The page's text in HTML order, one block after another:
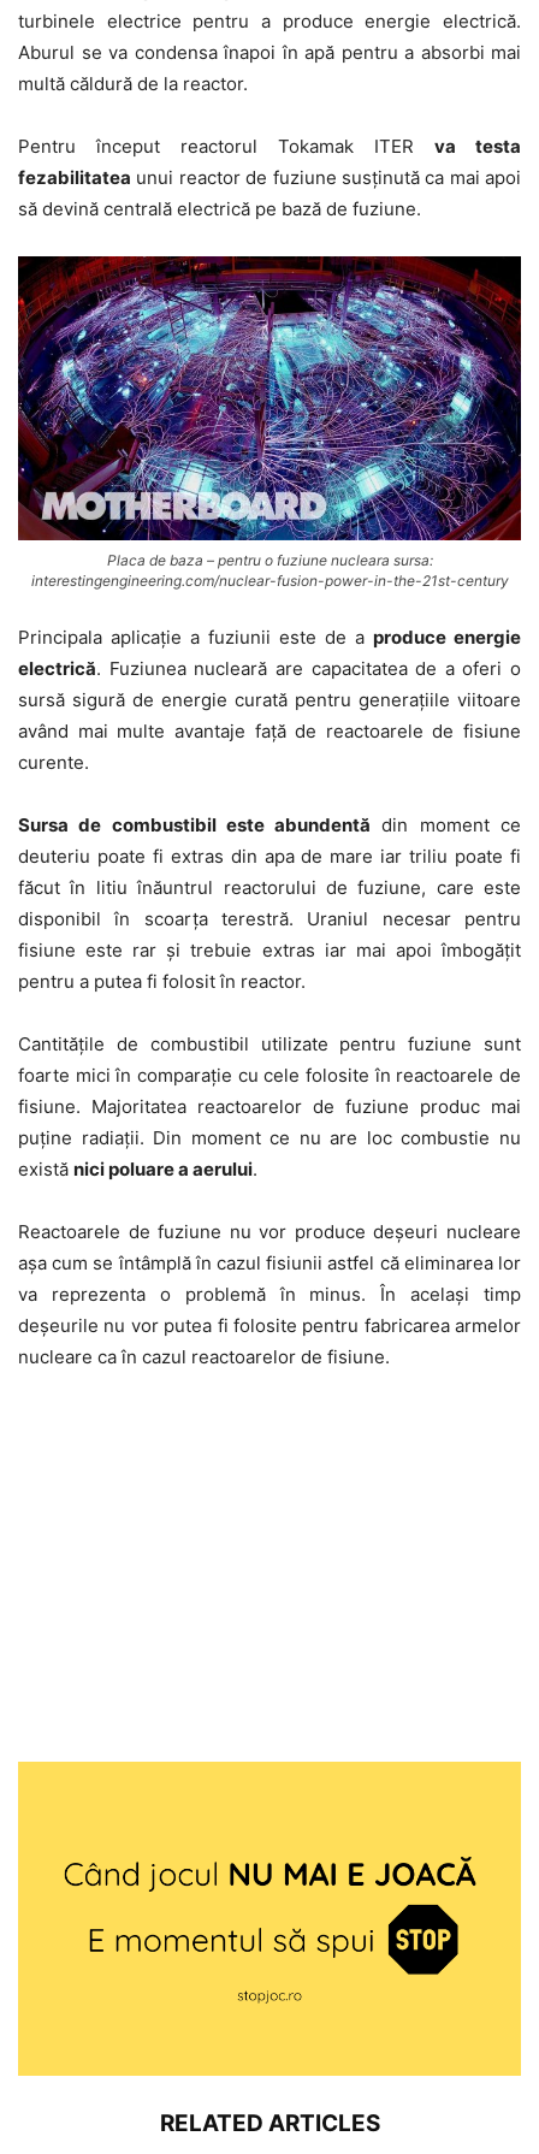
turbinele electrice pentru a produce energie electrică.
Aburul se va condensa înapoi în apă pentru a absorbi mai
multă căldură de la reactor.
Pentru început reactorul Tokamak ITER va testa
fezabilitatea unui reactor de fuziune susținută ca mai apoi
să devină centrală electrică pe bază de fuziune.
Placa de baza – pentru o fuziune nucleara sursa:
interestingengineering.com/nuclear-fusion-power-in-the-21st-century
Principala aplicație a fuziunii este de a produce energie
electrică. Fuziunea nucleară are capacitatea de a oferi o
sursă sigură de energie curată pentru generațiile viitoare
având mai multe avantaje față de reactoarele de fisiune
curente.
Sursa de combustibil este abundentă din moment ce
deuteriu poate fi extras din apa de mare iar triliu poate fi
făcut în litiu înăuntrul reactorului de fuziune, care este
disponibil în scoarța terestră. Uraniul necesar pentru
fisiune este rar și trebuie extras iar mai apoi îmbogățit
pentru a putea fi folosit în reactor.
Cantitățile de combustibil utilizate pentru fuziune sunt
foarte mici în comparație cu cele folosite în reactoarele de
fisiune. Majoritatea reactoarelor de fuziune produc mai
puține radiații. Din moment ce nu are loc combustie nu
există nici poluare a aerului.
Reactoarele de fuziune nu vor produce deșeuri nucleare
așa cum se întâmplă în cazul fisiunii astfel că eliminarea lor
va reprezenta o problemă în minus. În același timp
deșeurile nu vor putea fi folosite pentru fabricarea armelor
nucleare ca în cazul reactoarelor de fisiune.
RELATED ARTICLES